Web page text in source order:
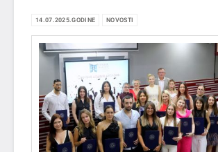
14.07.2025.GODINE NOVOSTI